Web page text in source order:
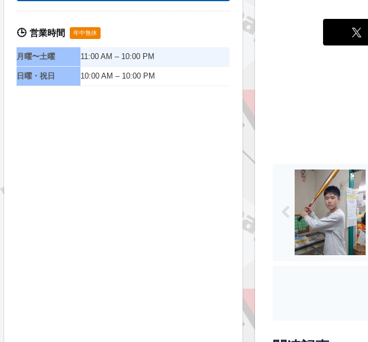
🕒 営業時間 年中無休
月曜〜土曜 11:00 AM – 10:00 PM
日曜・祝日 10:00 AM – 10:00 PM